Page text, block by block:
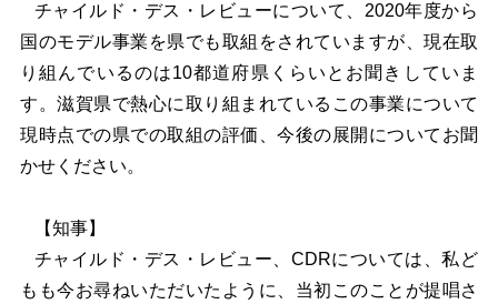
チャイルド・デス・レビューについて、2020年度から
国のモデル事業を県でも取組をされていますが、現在取
り組んでいるのは10都道府県くらいとお聞きしていま
す。滋賀県で熱心に取り組まれているこの事業について
現時点での県での取組の評価、今後の展開についてお聞
かせください。
【知事】
チャイルド・デス・レビュー、CDRについては、私ど
もも今お尋ねいただいたように、当初このことが提唱さ